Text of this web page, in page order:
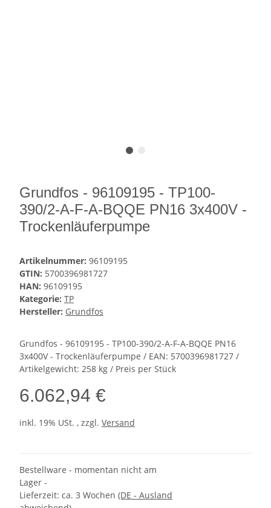
Grundfos - 96109195 - TP100-
390/2-A-F-A-BQQE PN16 3x400V -
Trockenläuferpumpe
Artikelnummer: 96109195
GTIN: 5700396981727
HAN: 96109195
Kategorie: TP
Hersteller: Grundfos
Grundfos - 96109195 - TP100-390/2-A-F-A-BQQE PN16
3x400V - Trockenläuferpumpe / EAN: 5700396981727 /
Artikelgewicht: 258 kg / Preis per Stück
6.062,94 €
inkl. 19% USt. , zzgl. Versand
Bestellware - momentan nicht am
Lager -
Lieferzeit: ca. 3 Wochen (DE - Ausland